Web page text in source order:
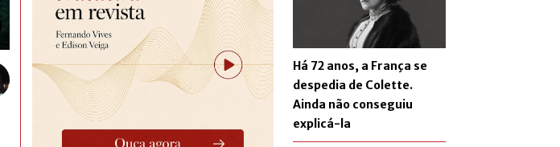
Há 72 anos, a França se
despedia de Colette.
Ainda não conseguiu
explicá-la